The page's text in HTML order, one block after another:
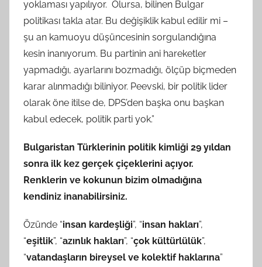
yoklaması yapılıyor. Olursa, bilinen Bulgar
politikası takla atar. Bu değişiklik kabul edilir mi –
şu an kamuoyu düşüncesinin sorgulandığına
kesin inanıyorum. Bu partinin ani hareketler
yapmadığı, ayarlarını bozmadığı, ölçüp biçmeden
karar alınmadığı biliniyor. Peevski, bir politik lider
olarak öne itilse de, DPS’den başka onu başkan
kabul edecek, politik parti yok.”
Bulgaristan Türklerinin politik kimliği 29 yıldan
sonra ilk kez gerçek çiçeklerini açıyor.
Renklerin ve kokunun bizim olmadığına
kendiniz inanabilirsiniz.
Özünde “insan kardeşliği”, “insan hakları”,
“eşitlik”, “azınlık hakları”, “çok kültürlülük”,
“vatandaşların bireysel ve kolektif haklarına”